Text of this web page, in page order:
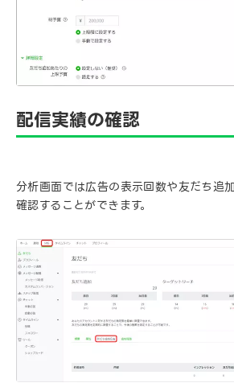
配信実績の確認
分析画面では広告の表示回数や友だち追
確認することができます。